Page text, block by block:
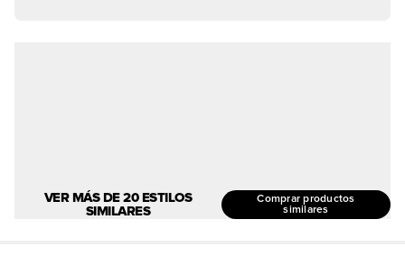
VER MÁS DE 20 ESTILOS
SIMILARES
Comprar productos
similares